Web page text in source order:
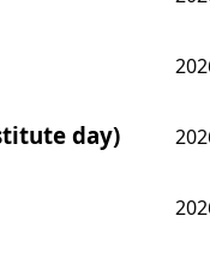
day)